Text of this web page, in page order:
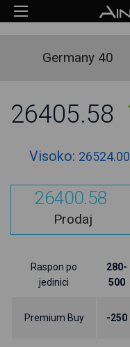
Germany 40
26405.58
Visoko: 26524.00
26400.58
Prodaj
Raspon po
jedinici
280-
500
Premium Buy -250